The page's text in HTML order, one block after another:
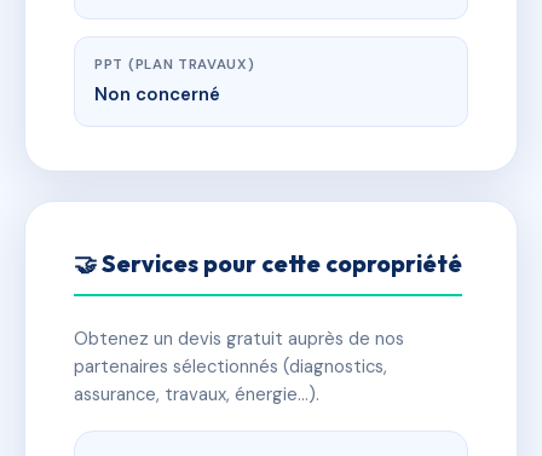
PPT (PLAN TRAVAUX)
Non concerné
🤝 Services pour cette copropriété
Obtenez un devis gratuit auprès de nos
partenaires sélectionnés (diagnostics,
assurance, travaux, énergie…).